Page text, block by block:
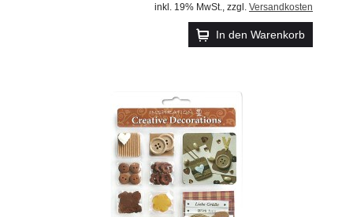
inkl. 19% MwSt. zzgl. Versandkosten
In den Warenkorb